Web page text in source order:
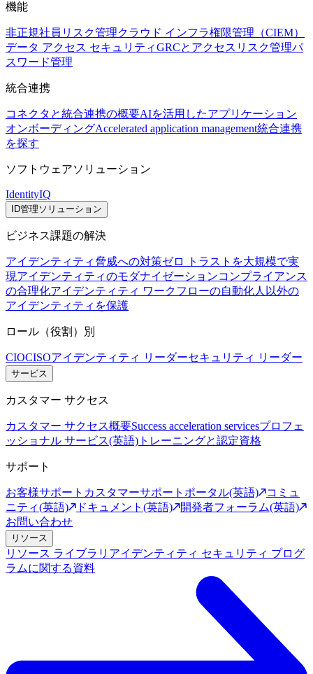
機能
非正規社員リスク管理クラウド インフラ権限管理（CIEM）
データ アクセス セキュリティGRCとアクセスリスク管理パ
スワード管理
統合連携
コネクタと統合連携の概要AIを活用したアプリケーション
オンボーディングAccelerated application management統合連携
を探す
ソフトウェアソリューション
IdentityIQ
ID管理ソリューション
ビジネス課題の解決
アイデンティティ脅威への対策ゼロ トラストを大規模で実
現アイデンティティのモダナイゼーションコンプライアンス
の合理化アイデンティティ ワークフローの自動化人以外の
アイデンティティを保護
ロール（役割）別
CIOCISOアイデンティティ リーダーセキュリティ リーダー
サービス
カスタマー サクセス
カスタマー サクセス概要Success acceleration servicesプロフェ
ッショナル サービス(英語) トレーニングと認定資格
サポート
お客様サポート カスタマーサポートポータル(英語)
コミュ
ニティ(英語)
ドキュメント(英語)
開発者フォーラム(英語)
お問い合わせ
リソース
リソース ライブラリ アイデンティティ セキュリティ プログ
ラムに関する資料